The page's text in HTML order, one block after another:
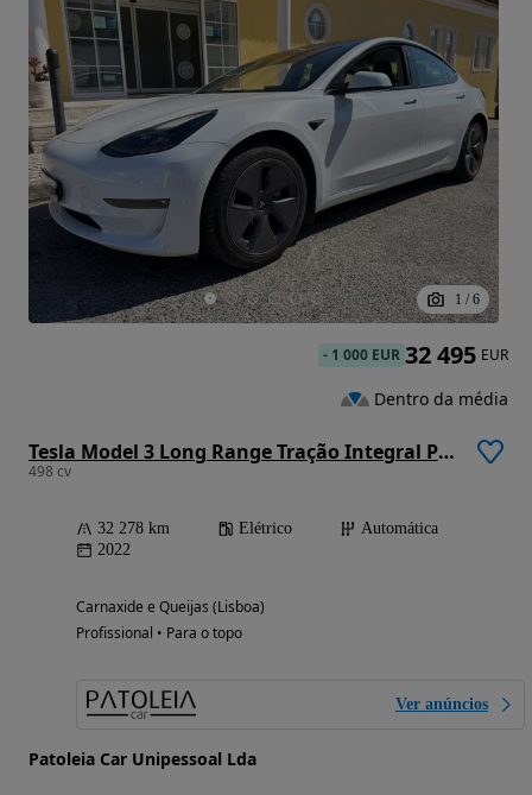
1 / 6
Tesla Model 3 Long Range Tração Integral Premium
498 cv
32 278 km Elétrico
Automática
2022
Carnaxide e Queijas (Lisboa)
Profissional • Para o topo
Ver anúncios
Patoleia Car Unipessoal Lda
- 1 000 EUR 32 495 EUR
Dentro da média